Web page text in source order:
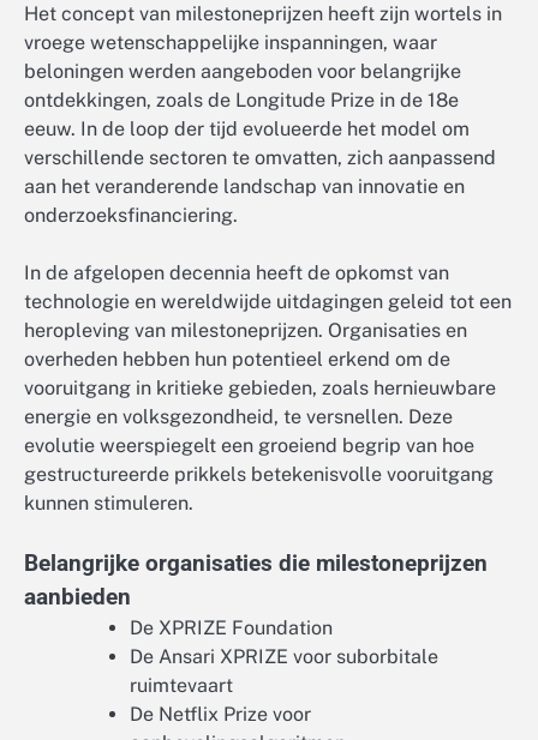
Het concept van milestoneprijzen heeft zijn wortels in
vroege wetenschappelijke inspanningen, waar
beloningen werden aangeboden voor belangrijke
ontdekkingen, zoals de Longitude Prize in de 18e
eeuw. In de loop der tijd evolueerde het model om
verschillende sectoren te omvatten, zich aanpassend
aan het veranderende landschap van innovatie en
onderzoeksfinanciering.
In de afgelopen decennia heeft de opkomst van
technologie en wereldwijde uitdagingen geleid tot een
heropleving van milestoneprijzen. Organisaties en
overheden hebben hun potentieel erkend om de
vooruitgang in kritieke gebieden, zoals hernieuwbare
energie en volksgezondheid, te versnellen. Deze
evolutie weerspiegelt een groeiend begrip van hoe
gestructureerde prikkels betekenisvolle vooruitgang
kunnen stimuleren.
Belangrijke organisaties die milestoneprijzen
aanbieden
De XPRIZE Foundation
De Ansari XPRIZE voor suborbitale
ruimtevaart
De Netflix Prize voor